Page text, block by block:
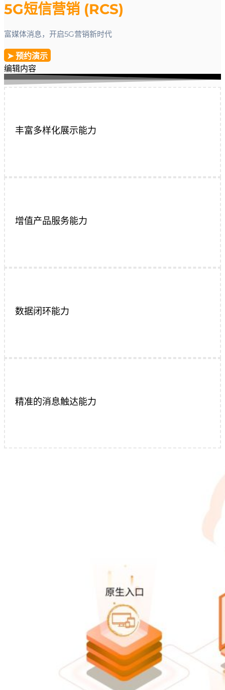
5G短信营销 (RCS)
富媒体消息，开启5G营销新时代
➤ 预约演示
编辑内容
丰富多样化展示能力
增值产品服务能力
数据闭环能力
精准的消息触达能力